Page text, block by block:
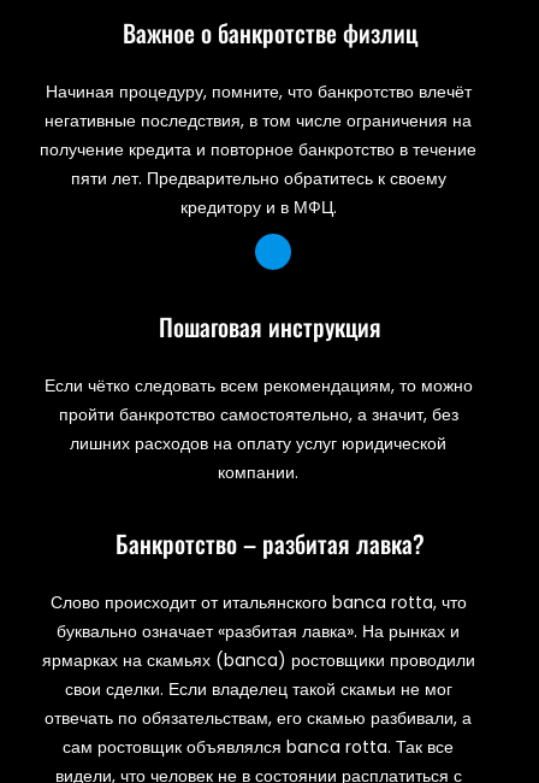
Важное о банкротстве физлиц
Начиная процедуру, помните, что банкротство влечёт
негативные последствия, в том числе ограничения на
получение кредита и повторное банкротство в течение
пяти лет. Предварительно обратитесь к своему
кредитору и в МФЦ.
Пошаговая инструкция
Если чётко следовать всем рекомендациям, то можно
пройти банкротство самостоятельно, а значит, без
лишних расходов на оплату услуг юридической
компании.
Банкротство – разбитая лавка?
Слово происходит от итальянского banca rotta, что
буквально означает «разбитая лавка». На рынках и
ярмарках на скамьях (banca) ростовщики проводили
свои сделки. Если владелец такой скамьи не мог
отвечать по обязательствам, его скамью разбивали, а
сам ростовщик объявлялся banca rotta. Так все
видели, что человек не в состоянии расплатиться с